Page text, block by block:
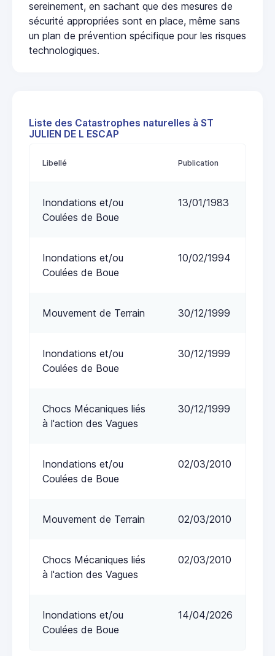
sereinement, en sachant que des mesures de
sécurité appropriées sont en place, même sans
un plan de prévention spécifique pour les risques
technologiques.
Liste des Catastrophes naturelles à ST
JULIEN DE L ESCAP
Libellé Publication
Inondations et/ou
Coulées de Boue
13/01/1983
Inondations et/ou
Coulées de Boue
10/02/1994
Mouvement de Terrain 30/12/1999
Inondations et/ou
Coulées de Boue
30/12/1999
Chocs Mécaniques liés
à l'action des Vagues
30/12/1999
Inondations et/ou
Coulées de Boue
02/03/2010
Mouvement de Terrain 02/03/2010
Chocs Mécaniques liés
à l'action des Vagues
02/03/2010
Inondations et/ou
Coulées de Boue
14/04/2026